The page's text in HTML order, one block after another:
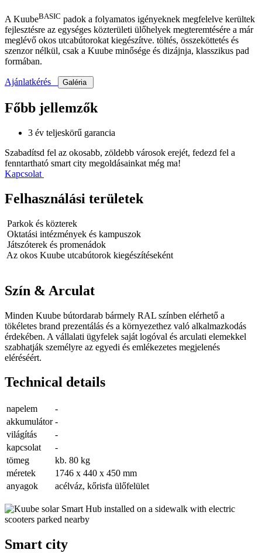
A KuubeBASIC padok a folyamatos igényeknek megfelelve kerültek
fejlesztésre az egységes közterületi ülőhelyek megteremtésére a már
meglévő okos utcabútorokat kiegészítve. töltés, összeköttetés és
szenzor nélkül, csak a Kuube minősége és dizájnja, klasszikus pad
formában.
Ajánlatkérés Galéria
Főbb jellemzők
3 év teljeskörű garancia
Szabadítsd fel az okosabb, zöldebb városok erejét, fedezd fel a
fenntartható smart city megoldásainkat még ma!
Kapcsolat
Felhasználási területek
Parkok és közterek
Oktatási intézmények és kampuszok
Játszóterek és promenádok
Az okos Kuube utcabútorok kiegészítéseként
Szín & Arculat
Minden Kuube bútordarab bármely RAL színben elérhető a
tökéletes brand prezentálás és a környezethez való alkalmazkodás
érdekében. A vállalati ügyfelek saját logóval és arculati elemekkel
szabhatják személyre az egyedi és emlékezetes megjelenés
eléréséért.
Technical details
napelem
-
akkumulátor -
világítás
-
kapcsolat
-
tömeg
kb. 80 kg
méretek
1746 x 440 x 450 mm
anyagok
acélváz, kőrisfa ülőfelület
Smart city